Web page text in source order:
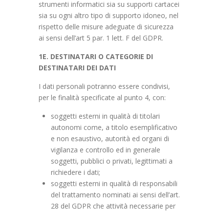
strumenti informatici sia su supporti cartacei
sia su ogni altro tipo di supporto idoneo, nel
rispetto delle misure adeguate di sicurezza
ai sensi dell’art 5 par. 1 lett. F del GDPR.
1E. DESTINATARI O CATEGORIE DI
DESTINATARI DEI DATI
I dati personali potranno essere condivisi,
per le finalità specificate al punto 4, con:
soggetti esterni in qualità di titolari
autonomi come, a titolo esemplificativo
e non esaustivo, autorità ed organi di
vigilanza e controllo ed in generale
soggetti, pubblici o privati, legittimati a
richiedere i dati;
soggetti esterni in qualità di responsabili
del trattamento nominati ai sensi dell’art.
28 del GDPR che attività necessarie per